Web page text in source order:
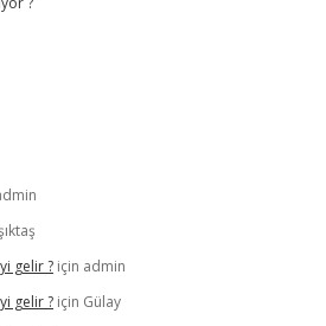
gelir ? için admin
gelir ? için Gülay